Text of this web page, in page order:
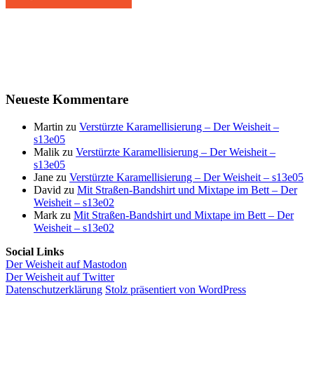
Neueste Kommentare
Martin zu Verstürzte Karamellisierung – Der Weisheit –
s13e05
Malik zu Verstürzte Karamellisierung – Der Weisheit –
s13e05
Jane zu Verstürzte Karamellisierung – Der Weisheit – s13e05
David zu Mit Straßen-Bandshirt und Mixtape im Bett – Der
Weisheit – s13e02
Mark zu Mit Straßen-Bandshirt und Mixtape im Bett – Der
Weisheit – s13e02
Social Links
Der Weisheit auf Mastodon
Der Weisheit auf Twitter
Datenschutzerklärung Stolz präsentiert von WordPress